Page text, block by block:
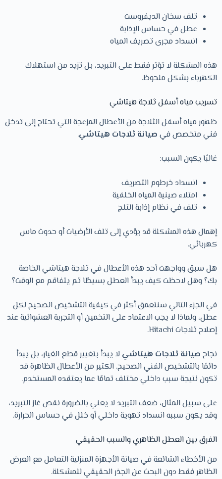
تلف سخان الديفروست
عطل في حساس الإذابة
انسداد مجرى تصريف المياه
هذه المشكلة لا تؤثر فقط على التبريد، بل تزيد من استهلاك
الكهرباء بشكل ملحوظ.
تسريب مياه أسفل ثلاجة هيتاشي
ظهور مياه أسفل الثلاجة من الأعطال المزعجة التي تحتاج إلى تدخل
فني متخصص في صيانة ثلاجات هيتاشي.
غالبًا يكون السبب:
انسداد خرطوم التصريف
امتلاء صينية المياه الخلفية
تلف في نظام إذابة الثلج
إهمال هذه المشكلة قد يؤدي إلى تلف الأرضيات أو حدوث ماس
كهربائي.
هل سبق وواجهت أحد هذه الأعطال في ثلاجة هيتاشي الخاصة
بك؟ وهل لاحظت كيف يبدأ العطل بسيطًا ثم يتفاقم مع الوقت؟
في الجزء التالي سنتعمق أكثر في كيفية التشخيص الصحيح لكل
عطل، ولماذا لا يجب الاعتماد على التخمين أو التجربة العشوائية عند
إصلاح ثلاجات Hitachi.
نجاح صيانة ثلاجات هيتاشي لا يبدأ بتغيير قطع الغيار، بل يبدأ
دائمًا بالتشخيص الفني الصحيح. الكثير من الأعطال الظاهرة قد
تكون نتيجة سبب داخلي مختلف تمامًا عما يعتقده المستخدم.
على سبيل المثال، ضعف التبريد لا يعني بالضرورة نقص غاز التبريد،
وقد يكون سببه انسداد تهوية داخلي أو خلل في حساس الحرارة.
الفرق بين العطل الظاهري والسبب الحقيقي
من الأخطاء الشائعة في صيانة الأجهزة المنزلية التعامل مع العرض
الظاهر فقط دون البحث عن الجذر الحقيقي للمشكلة.